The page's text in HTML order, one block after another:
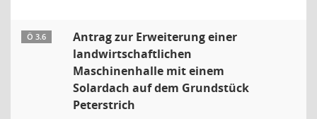
Ö 3.6
Antrag zur Erweiterung einer
landwirtschaftlichen
Maschinenhalle mit einem
Solardach auf dem Grundstück
Peterstrich